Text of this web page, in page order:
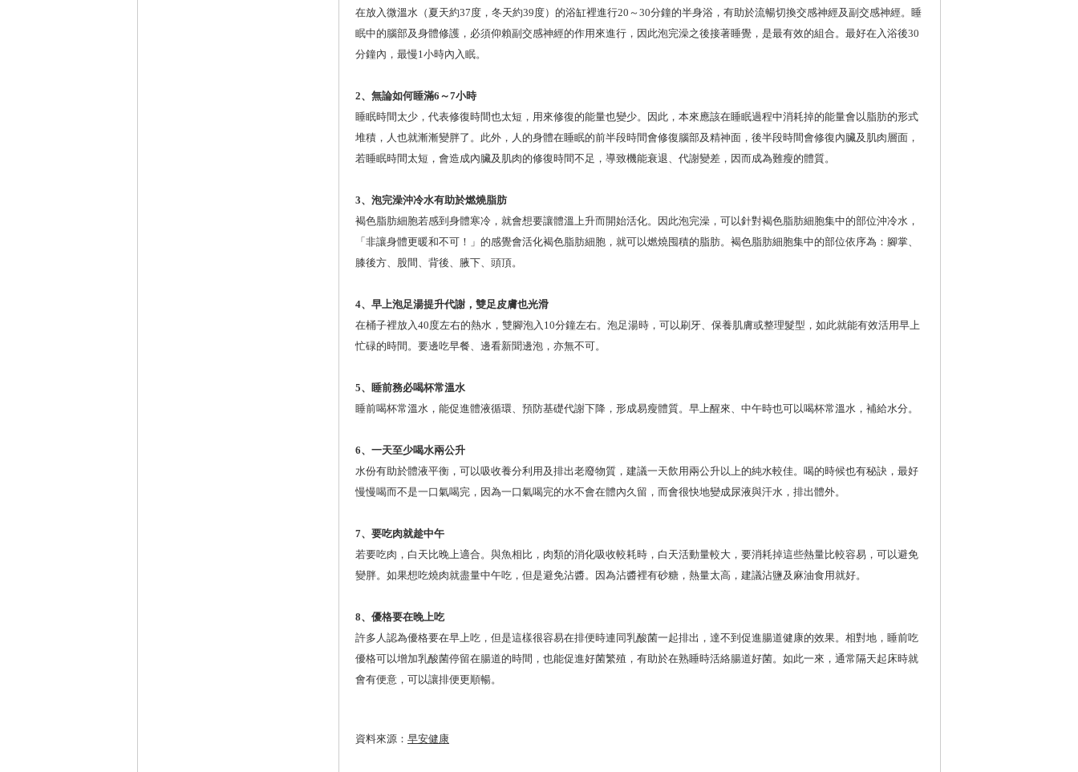
在放入微溫水（夏天約37度，冬天約39度）的浴缸裡進行20～30分鐘的半身浴，有助於流暢切換交感神經及副交感神經。睡
眠中的腦部及身體修護，必須仰賴副交感神經的作用來進行，因此泡完澡之後接著睡覺，是最有效的組合。最好在入浴後30
分鐘內，最慢1小時內入眠。
2、無論如何睡滿6～7小時
睡眠時間太少，代表修復時間也太短，用來修復的能量也變少。因此，本來應該在睡眠過程中消耗掉的能量會以脂肪的形式
堆積，人也就漸漸變胖了。此外，人的身體在睡眠的前半段時間會修復腦部及精神面，後半段時間會修復內臟及肌肉層面，
若睡眠時間太短，會造成內臟及肌肉的修復時間不足，導致機能衰退、代謝變差，因而成為難瘦的體質。
3、泡完澡沖冷水有助於燃燒脂肪
褐色脂肪細胞若感到身體寒冷，就會想要讓體溫上升而開始活化。因此泡完澡，可以針對褐色脂肪細胞集中的部位沖冷水，
「非讓身體更暖和不可！」的感覺會活化褐色脂肪細胞，就可以燃燒囤積的脂肪。褐色脂肪細胞集中的部位依序為：腳掌、
膝後方、股間、背後、腋下、頭頂。
4、早上泡足湯提升代謝，雙足皮膚也光滑
在桶子裡放入40度左右的熱水，雙腳泡入10分鐘左右。泡足湯時，可以刷牙、保養肌膚或整理髮型，如此就能有效活用早上
忙碌的時間。要邊吃早餐、邊看新聞邊泡，亦無不可。
5、睡前務必喝杯常溫水
睡前喝杯常溫水，能促進體液循環、預防基礎代謝下降，形成易瘦體質。早上醒來、中午時也可以喝杯常溫水，補給水分。
6、一天至少喝水兩公升
水份有助於體液平衡，可以吸收養分利用及排出老廢物質，建議一天飲用兩公升以上的純水較佳。喝的時候也有秘訣，最好
慢慢喝而不是一口氣喝完，因為一口氣喝完的水不會在體內久留，而會很快地變成尿液與汗水，排出體外。
7、要吃肉就趁中午
若要吃肉，白天比晚上適合。與魚相比，肉類的消化吸收較耗時，白天活動量較大，要消耗掉這些熱量比較容易，可以避免
變胖。如果想吃燒肉就盡量中午吃，但是避免沾醬。因為沾醬裡有砂糖，熱量太高，建議沾鹽及麻油食用就好。
8、優格要在晚上吃
許多人認為優格要在早上吃，但是這樣很容易在排便時連同乳酸菌一起排出，達不到促進腸道健康的效果。相對地，睡前吃
優格可以增加乳酸菌停留在腸道的時間，也能促進好菌繁殖，有助於在熟睡時活絡腸道好菌。如此一來，通常隔天起床時就
會有便意，可以讓排便更順暢。
資料來源： 早安健康